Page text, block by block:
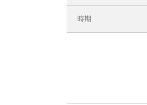
時期